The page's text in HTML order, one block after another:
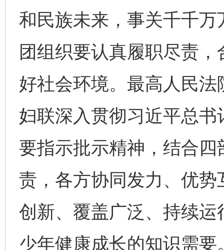
和民族未来，事关千千
团组织要认真履职尽责
好社会环境。最高人民
妇联深入贯彻习近平总
要指示批示精神，结合
责，各方协同发力、优
创新、覆盖广泛、持续
少年健康成长的知识需要